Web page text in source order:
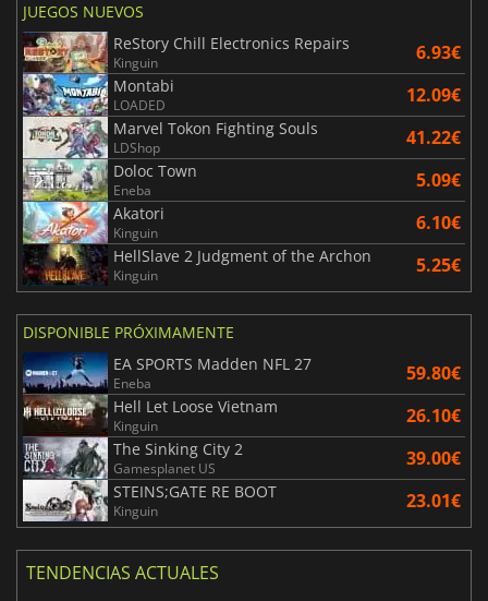
JUEGOS NUEVOS
ReStory Chill Electronics Repairs
Kinguin 6.93€
Montabi
LOADED 12.09€
Marvel Tokon Fighting Souls
LDShop 41.22€
Doloc Town
Eneba 5.09€
Akatori
Kinguin 6.10€
HellSlave 2 Judgment of the Archon
Kinguin 5.25€
DISPONIBLE PRÓXIMAMENTE
EA SPORTS Madden NFL 27
Eneba 59.80€
Hell Let Loose Vietnam
Kinguin 26.10€
The Sinking City 2
Gamesplanet US 39.00€
STEINS;GATE RE BOOT
Kinguin 23.01€
TENDENCIAS ACTUALES